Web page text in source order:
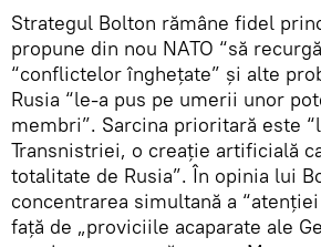
Strategul Bolton rămâne fidel
propune din nou NATO “să
“conflictelor înghețate” și alte
Rusia “le-a pus pe umerii unor
membri”. Sarcina prioritară este
Transnistriei, o creație artificială
totalitate de Rusia”. În opinia lui
concentrarea simultană a
față de „proviciile acaparate ale